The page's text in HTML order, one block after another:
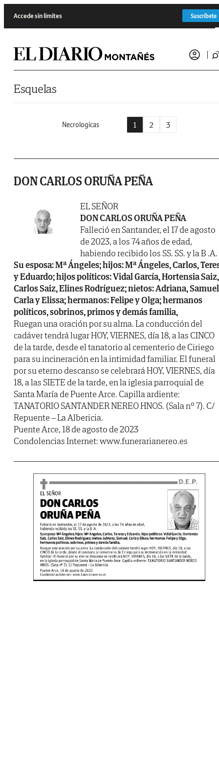
Accede sin límites Suscríbete
Esquelas
Necrologicas 1 2 3
DON CARLOS ORUÑA PEÑA
EL SEÑOR
DON CARLOS ORUÑA PEÑA
Falleció en Santander, el 17 de agosto
de 2023, a los 74 años de edad,
habiendo recibido los SS. SS. y la B .A.
Su esposa: Mª Ángeles; hijos: Mª Ángeles, Carlos,
y Eduardo; hijos políticos: Vidal García, Hortensia Saiz,
Carlos Saiz, Elines Rodríguez; nietos: Adriana,
Carla y Elissa; hermanos: Felipe y Olga; hermanos
políticos, sobrinos, primos y demás familia,
Ruegan una oración por su alma. La conducción del
cadáver tendrá lugar HOY, VIERNES, día 18, a las CINCO
de la tarde, desde el tanatorio al cementerio de Ciriego
para su incineración en la intimidad familiar. El funeral
por su eterno descanso se celebrará HOY, VIERNES, día
18, a las SIETE de la tarde, en la iglesia parroquial de
Santa María de Puente Arce. Capilla ardiente:
TANATORIO SANTANDER NEREO HNOS. (Sala nº 7). C/
Repuente – La Albericia.
Puente Arce, 18 de agosto de 2023
Condolencias Internet: www.funerarianereo.es